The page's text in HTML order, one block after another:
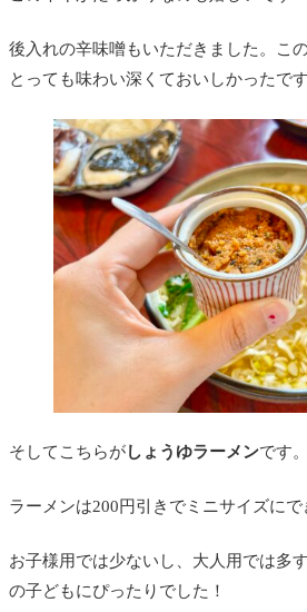
後入れの辛味噌もいただきました。こ
とっても味わい深くておいしかったです
そしてこちらがしょうゆラーメンです。
ラーメンは200円引きでミニサイズにで
お子様用では少ないし、大人用では多
の子どもにぴったりでした！